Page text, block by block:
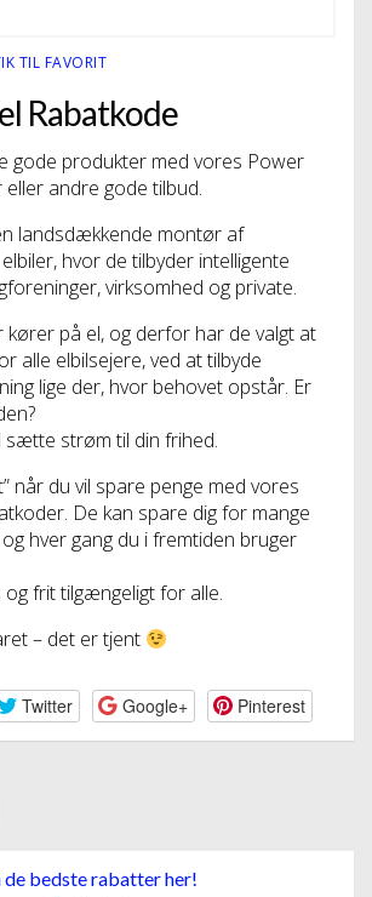
TIL FAVORIT
Rabatkode
gode produkter med vores Power
andre gode tilbud.
landsdækkende montør af
hvor de tilbyder intelligente
virksomhed og private.
kører på el, og derfor har de valgt at
alle elbilsejere, ved at tilbyde
lige der, hvor behovet opstår. Er
sætte strøm til din frihed.
når du vil spare penge med vores
De kan spare dig for mange
hver gang du i fremtiden bruger
og frit tilgængeligt for alle.
– det er tjent
Twitter Google+ Pinterest
de bedste rabatter her!